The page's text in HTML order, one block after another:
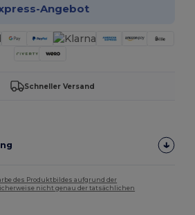
Angebot
Schneller Versand
des Produktbildes aufgrund der
nicht genau der tatsächlichen